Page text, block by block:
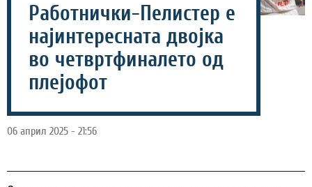
Работнички-Пелистер е
најинтересната двојка
во четвртфиналето од
плејофот
06 април 2025 - 21:56